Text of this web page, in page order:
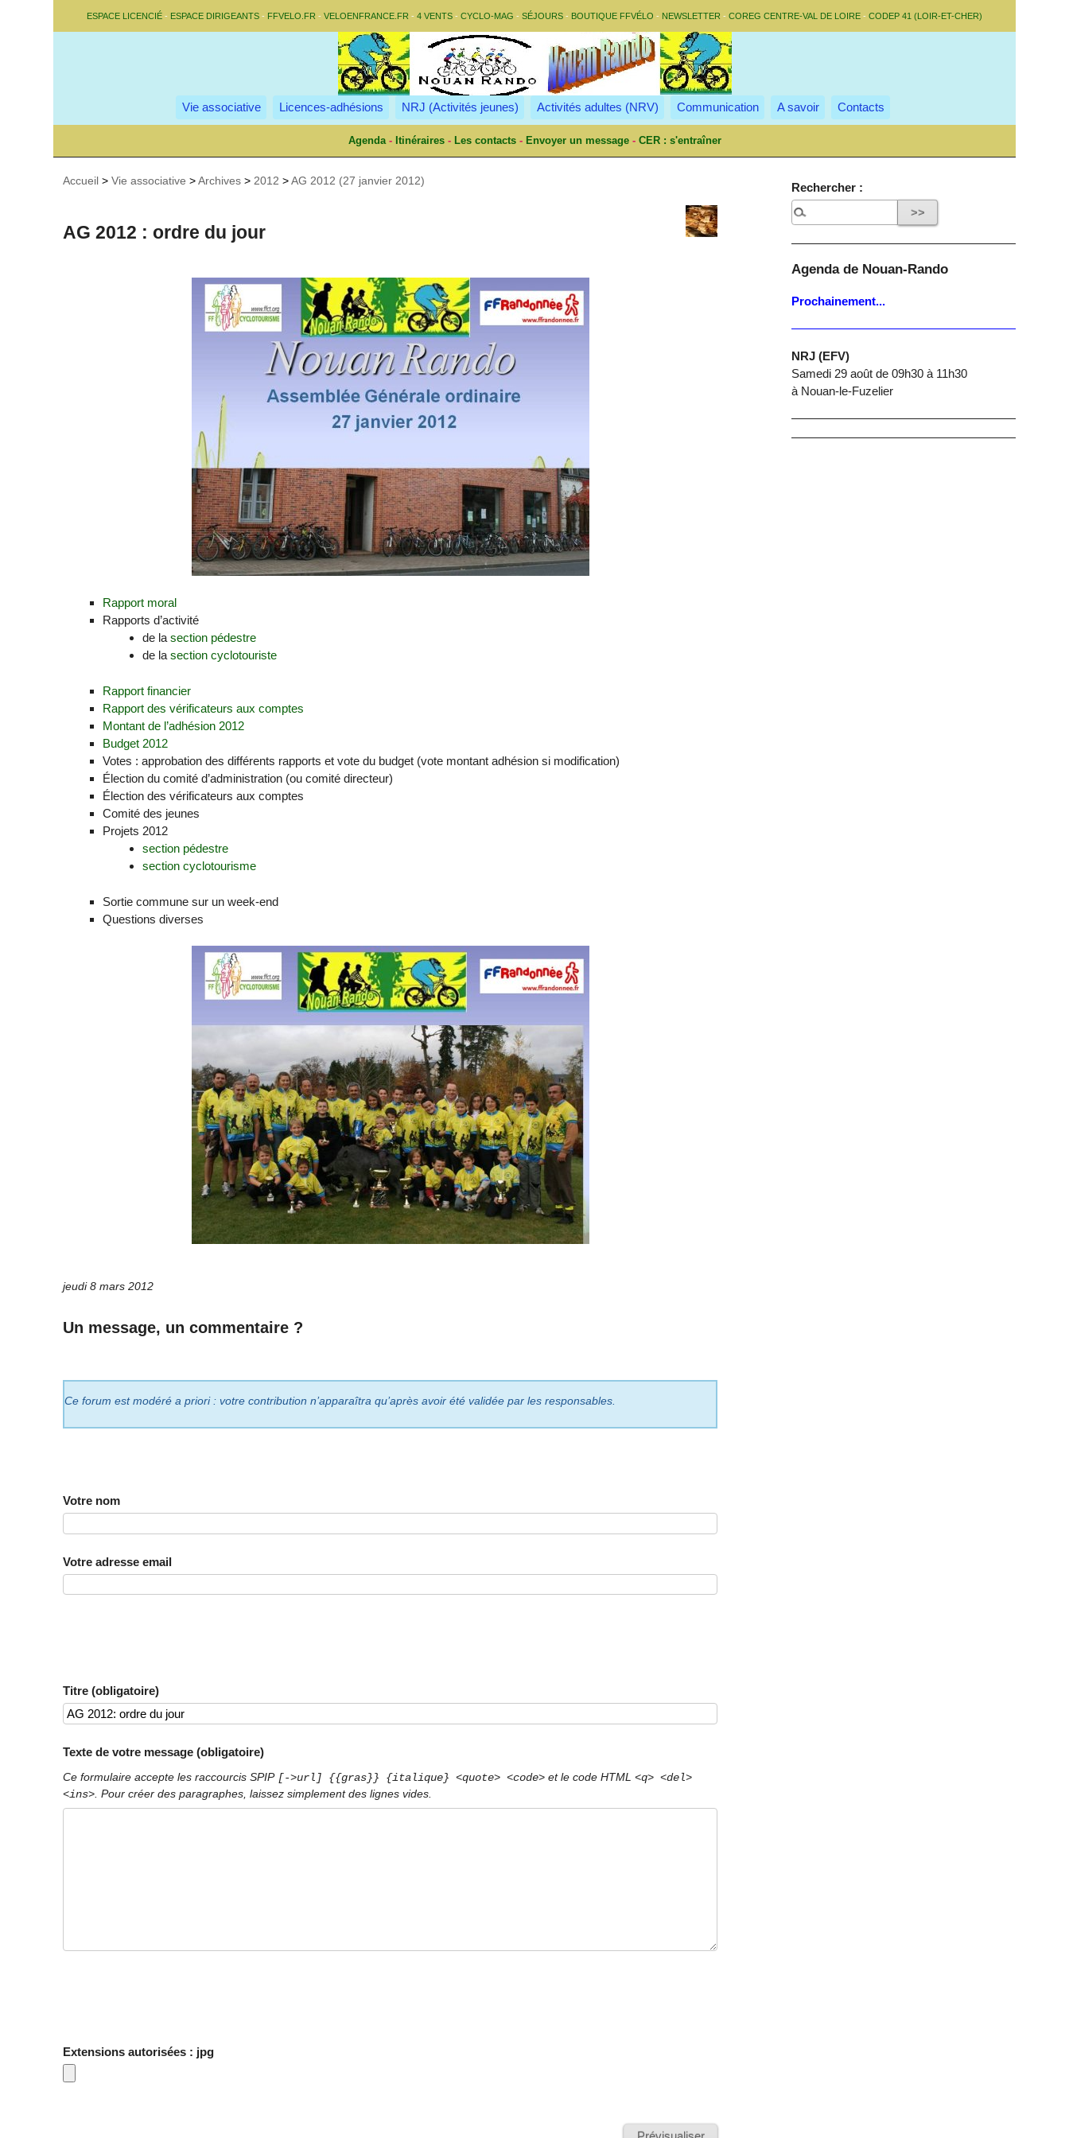
ESPACE LICENCIÉ - ESPACE DIRIGEANTS - FFVELO.FR - VELOENFRANCE.FR - 4 VENTS - CYCLO-MAG - SÉJOURS - BOUTIQUE FFVÉLO - NEWSLETTER - COREG CENTRE-VAL DE LOIRE - CODEP 41 (LOIR-ET-CHER)
Vie associative Licences-adhésions NRJ (Activités jeunes) Activités adultes (NRV) Communication A savoir Contacts
Agenda- Itinéraires- Les contacts- Envoyer un message- CER : s'entraîner
Accueil >Vie associative >Archives > 2012 >AG 2012 (27 janvier 2012)
AG 2012 : ordre du jour
Rapport moral
Rapports d’activité
de lasection pédestre
de lasection cyclotouriste
Rapport financier
Rapport des vérificateurs aux comptes
Montant de l’adhésion 2012
Budget 2012
Votes : approbation des différents rapports et vote du budget (vote montant adhésion si modification)
Élection du comité d’administration (ou comité directeur)
Élection des vérificateurs aux comptes
Comité des jeunes
Projets 2012
section pédestre
section cyclotourisme
Sortie commune sur un week-end
Questions diverses
jeudi 8 mars 2012
Un message, un commentaire ?
Ce forum est modéré a priori : votre contribution n’apparaîtra qu’après avoir été validée par les responsables.
Votre nom
Votre adresse email
Titre (obligatoire)
Texte de votre message (obligatoire)
Ce formulaire accepte les raccourcis SPIP [->url] {{gras}} {italique} <quote> <code> et le code HTML<q> <del>
<ins> . Pour créer des paragraphes, laissez simplement des lignes vides.
Extensions autorisées : jpg
Rechercher :
Agenda de Nouan-Rando
Prochainement...
NRJ (EFV)
Samedi 29 août de 09h30 à 11h30
à Nouan-le-Fuzelier